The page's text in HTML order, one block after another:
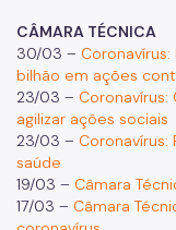
CÂMARA TÉCNICA
30/03 –
bilhão em ações
23/03 –
agilizar ações sociais
23/03 – Coronavírus:
saúde
19/03 – Câmara
17/03 – Câmara